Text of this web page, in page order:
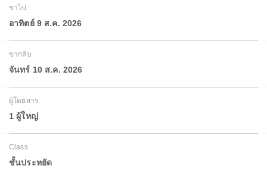
ขาไป
อาทิตย์ 9 ส.ค. 2026
ขากลับ
จันทร์ 10 ส.ค. 2026
ผู้โดยสาร
1 ผู้ใหญ่
Class
ชั้นประหยัด